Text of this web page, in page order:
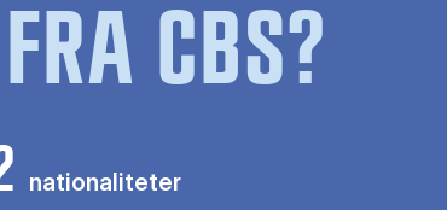
CBS?
nationaliteter